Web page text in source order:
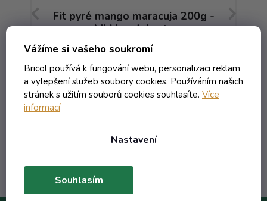
Vážíme si vašeho soukromí
Bricol používá k fungování webu, personalizaci reklam
a vylepšení služeb soubory cookies. Používáním našich
stránek s užitím souborů cookies souhlasíte. Více
informací
Nastavení
Souhlasím
Fit pyré mango maracuja 200g -
Mirkine dobroty
Externí sklad - dodání do 10 dnů
145,20 Kč včetně DPH
120,00 Kč
Do košíku